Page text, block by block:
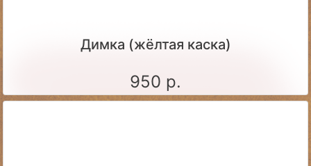
Димка (жёлтая каска)
950 р.